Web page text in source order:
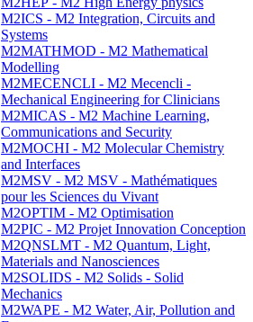
M2ICS - M2 Integration, Circuits and
Systems
M2MATHMOD - M2 Mathematical
Modelling
M2MECENCLI - M2 Mecencli -
Mechanical Engineering for Clinicians
M2MICAS - M2 Machine Learning,
Communications and Security
M2MOCHI - M2 Molecular Chemistry
and Interfaces
M2MSV - M2 MSV - Mathématiques
pour les Sciences du Vivant
M2OPTIM - M2 Optimisation
M2PIC - M2 Projet Innovation Conception
M2QNSLMT - M2 Quantum, Light,
Materials and Nanosciences
M2SOLIDS - M2 Solids - Solid
Mechanics
M2WAPE - M2 Water, Air, Pollution and